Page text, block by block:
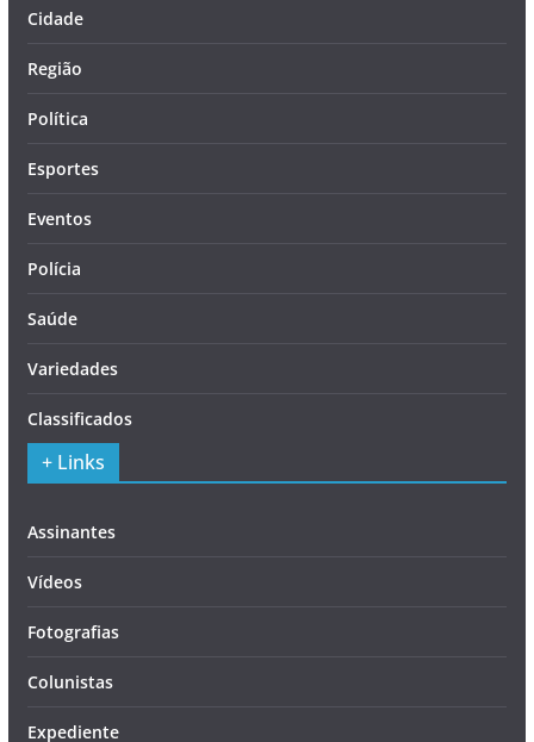
Cidade
Região
Política
Esportes
Eventos
Polícia
Saúde
Variedades
Classificados
+ Links
Assinantes
Vídeos
Fotografias
Colunistas
Expediente